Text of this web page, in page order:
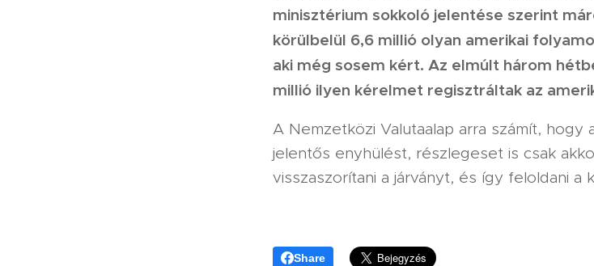
minisztérium sokkoló jelentése szerint
körülbelül 6,6 millió olyan amerikai
aki még sosem kért. Az elmúlt három
millió ilyen kérelmet regisztráltak az
A Nemzetközi Valutaalap arra számít, hogy
jelentős enyhülést, részlegeset is csak
visszaszorítani a járványt, és így feloldani a
Share